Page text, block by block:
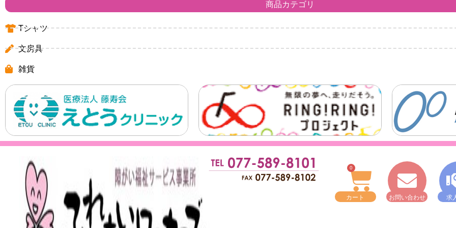
商品カテゴリ
Tシャツ
文房具
雑貨
0
カート お問い合わせ 求